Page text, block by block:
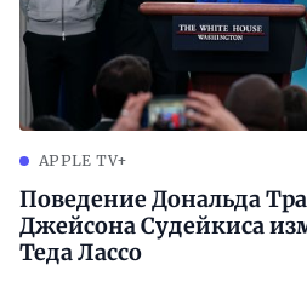
APPLE TV+
Поведение Дональда
Джейсона Судейкиса
Теда Лассо